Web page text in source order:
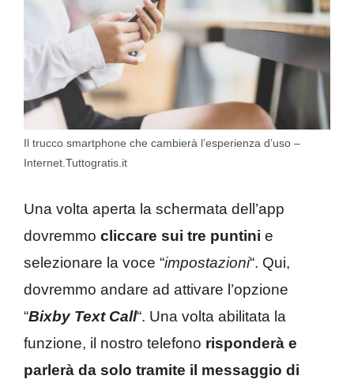
Il trucco smartphone che cambierà l’esperienza d’uso –
Internet.Tuttogratis.it
Una volta aperta la schermata dell’app
dovremmo cliccare sui tre puntini e
selezionare la voce “impostazioni“. Qui,
dovremmo andare ad attivare l’opzione
“Bixby Text Call“. Una volta abilitata la
funzione, il nostro telefono risponderà e
parlerà da solo tramite il messaggio di